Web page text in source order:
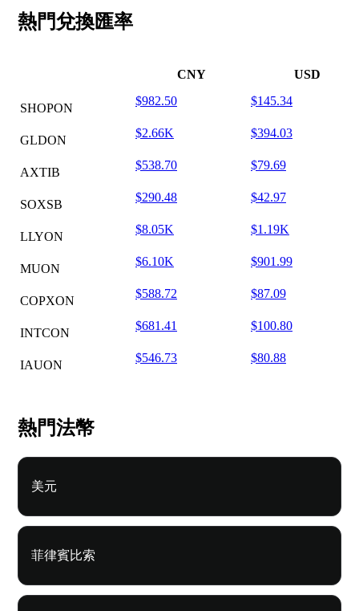
熱門兌換匯率
CNY USD
SHOPON
$982.50 $145.34
GLDON
$2.66K $394.03
AXTIB
$538.70 $79.69
SOXSB
$290.48 $42.97
LLYON
$8.05K $1.19K
MUON
$6.10K $901.99
COPXON
$588.72 $87.09
INTCON
$681.41 $100.80
IAUON
$546.73 $80.88
熱門法幣
美元
菲律賓比索